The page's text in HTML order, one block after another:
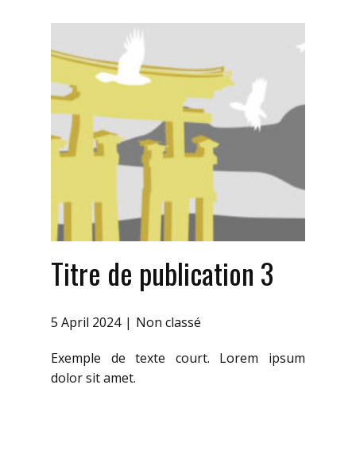
Titre de publication 3
5 April 2024 Non classé
Exemple de texte court. Lorem ipsum
dolor sit amet.